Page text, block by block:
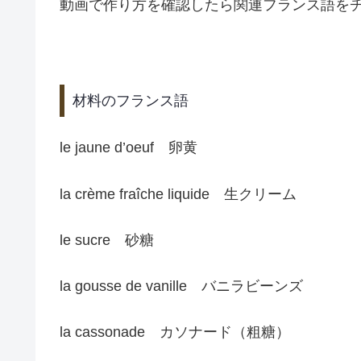
動画で作り方を確認したら関連フランス語を
材料のフランス語
le jaune d’oeuf 卵黄
la crème fraîche liquide 生クリーム
le sucre 砂糖
la gousse de vanille バニラビーンズ
la cassonade カソナード（粗糖）